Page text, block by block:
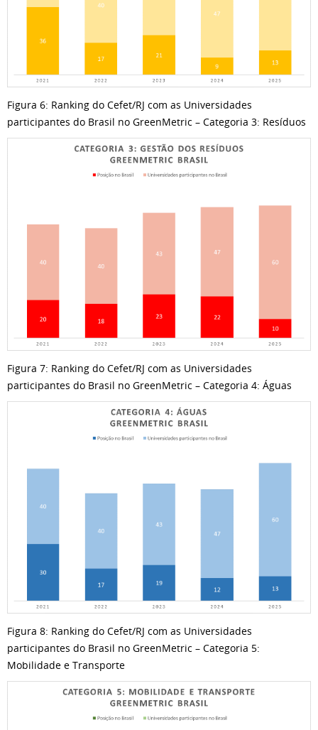
Figura 6: Ranking do Cefet/RJ com as Universidades
participantes do Brasil no GreenMetric – Categoria 3: Resíduos
Figura 7: Ranking do Cefet/RJ com as Universidades
participantes do Brasil no GreenMetric – Categoria 4: Águas
Figura 8: Ranking do Cefet/RJ com as Universidades
participantes do Brasil no GreenMetric – Categoria 5:
Mobilidade e Transporte